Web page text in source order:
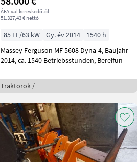
ÁFA-val kereskedőtől
51.327,43 € nettó
85 LE/63 kW Gy. év 2014
1540 h
Massey Ferguson MF 5608 Dyna-4, Baujahr
2014, ca. 1540 Betriebsstunden, Bereifun
Traktorok /